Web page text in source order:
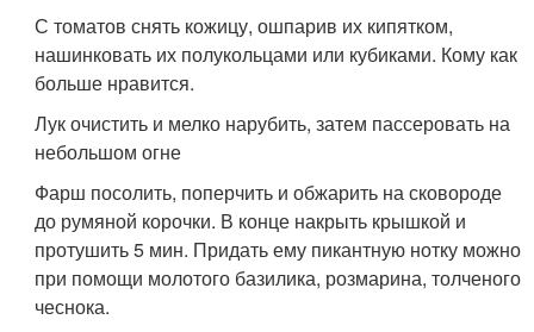
С томатов снять кожицу, ошпарив их кипятком,
нашинковать их полукольцами или кубиками. Кому как
больше нравится.
Лук очистить и мелко нарубить, затем пассеровать на
небольшом огне
Фарш посолить, поперчить и обжарить на сковороде
до румяной корочки. В конце накрыть крышкой и
протушить 5 мин. Придать ему пикантную нотку можно
при помощи молотого базилика, розмарина, толченого
чеснока.